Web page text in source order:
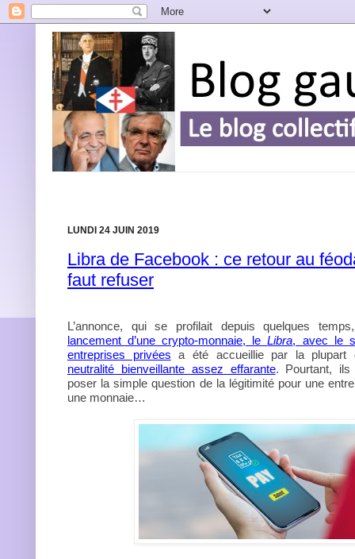
LUNDI 24 JUIN 2019
Libra de Facebook : ce retour au
faut refuser
L’annonce, qui se profilait depuis quelques
lancement d’une crypto-monnaie, leLibra, avec le
entreprises privées a été accueillie par la
neutralité bienveillante assez effarante. Pourtant, ils
poser la simple question de la légitimité pour une
une monnaie…